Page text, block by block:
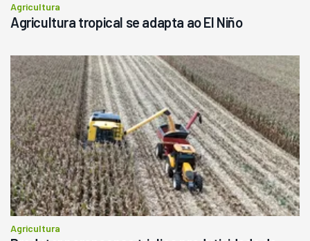
Agricultura
Agricultura tropical se adapta ao El Niño
Agricultura